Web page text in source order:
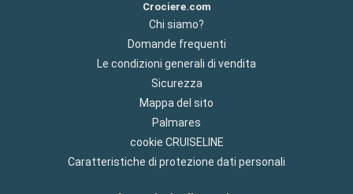
Crociere.com
Chi siamo?
Domande frequenti
Le condizioni generali di vendita
Sicurezza
Mappa del sito
Palmares
cookie CRUISELINE
Caratteristiche di protezione dati personali